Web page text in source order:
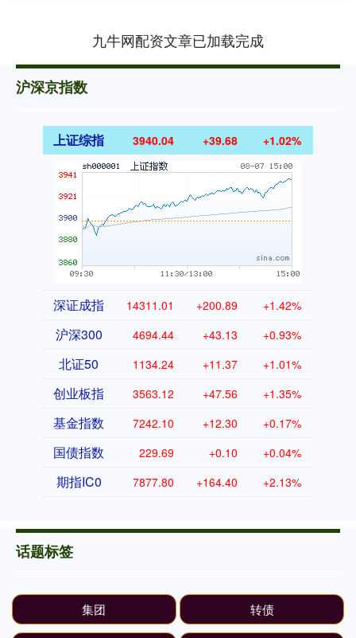
九牛网配资文章已加载完成
沪深京指数
上证综指 3940.04 +39.68 +1.02%
深证成指 14311.01 +200.89 +1.42%
沪深300 4694.44 +43.13 +0.93%
北证50 1134.24 +11.37 +1.01%
创业板指 3563.12 +47.56 +1.35%
基金指数 7242.10 +12.30 +0.17%
国债指数 229.69 +0.10 +0.04%
期指IC0 7877.80 +164.40 +2.13%
话题标签
集团 转债